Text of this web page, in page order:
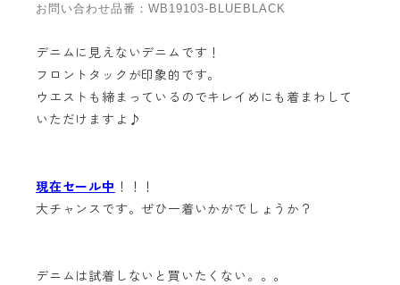
お問い合わせ品番：WB19103-BLUEBLACK
デニムに見えないデニムです！
フロントタックが印象的です。
ウエストも締まっているのでキレイめにも着まわして
いただけますよ♪
現在セール中 ！！！
大チャンスです。ぜひ一着いかがでしょうか？
デニムは試着しないと買いたくない。。。